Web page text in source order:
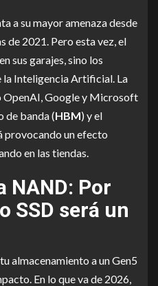
a su mayor amenaza desde
de 2021. Pero esta vez, el
sus garajes, sino los
la Inteligencia Artificial. La
OpenAI, Google y Microsoft
de banda (HBM) y el
provocando un efecto
en las tiendas.
NAND: Por
SSD será un
almacenamiento a un Gen5
En lo que va de 2026,